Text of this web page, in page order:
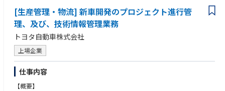
＜MUST＞
・情報通信に関わるデバイスまたはシステムの製品企画、製品開発経験
・上記開発経験における要求仕様開発、製品評価のいずれかの経験
＜WANT＞
・車載ECU開発における要求仕様開発、製品評価のいずれかの経験
・ゲートウェイ、ルータ、スイッチ等のネットワーク機器開発における要
求仕様開発、製品評価のいずれかの経験
・ゲートウェイ、ルータ、スイッチ等のネットワーク機器を使用したネッ
[生産管理・物流] 新車開発のプロジェクト進行管
理、及び、技術情報管理業務
トヨタ自動車株式会社
上場企業
仕事内容
【概要】